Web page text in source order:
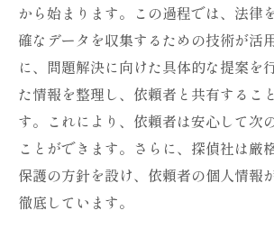
から始まります。この過程では、法律
確なデータを収集するための技術が活
に、問題解決に向けた具体的な提案を
た情報を整理し、依頼者と共有するこ
す。これにより、依頼者は安心して次
ことができます。さらに、探偵社は厳
保護の方針を設け、依頼者の個人情報
徹底しています。